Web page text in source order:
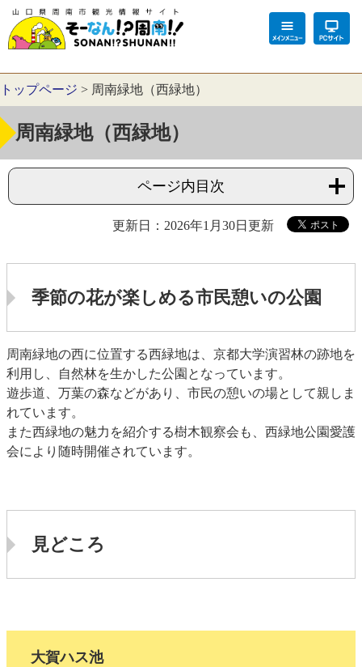
トップページ > 周南緑地（西緑地）
周南緑地（西緑地）
ページ内目次
更新日：2026年1月30日更新
季節の花が楽しめる市民憩いの公園
周南緑地の西に位置する西緑地は、京都大学演習林の跡地を
利用し、自然林を生かした公園となっています。
遊歩道、万葉の森などがあり、市民の憩いの場として親しま
れています。
また西緑地の魅力を紹介する樹木観察会も、西緑地公園愛護
会により随時開催されています。
見どころ
大賀ハス池